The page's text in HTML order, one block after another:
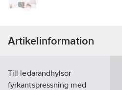
Artikelinformation
Till ledarändhylsor
fyrkantspressning med